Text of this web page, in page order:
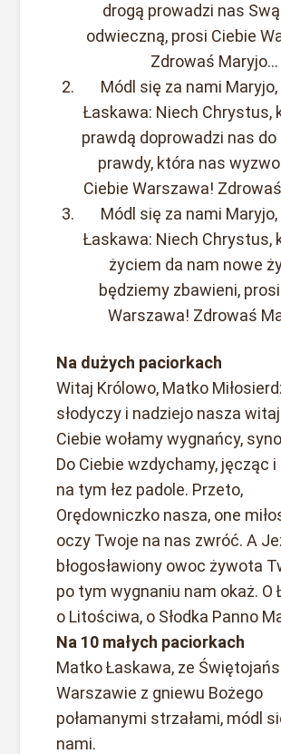
drogą prowadzi nas
odwieczną, prosi Ciebie
Zdrowaś Maryjo…
Módl się za nami
Łaskawa: Niech Chrystus,
prawdą doprowadzi nas do
prawdy, która nas
Ciebie Warszawa!
Módl się za nami
Łaskawa: Niech Chrystus,
życiem da nam nowe
będziemy zbawieni,
Warszawa! Zdrowaś
Na dużych paciorkach
Witaj Królowo, Matko
słodyczy i nadziejo nasza
Ciebie wołamy wygnańcy,
Do Ciebie wzdychamy, jęcząc i
na tym łez padole. Przeto,
Orędowniczko nasza, one
oczy Twoje na nas zwróć. A
błogosławiony owoc żywota
po tym wygnaniu nam okaż. O
o Litościwa, o Słodka Panno
Na 10 małych paciorkach
Matko Łaskawa, ze
Warszawie z gniewu Bożego
połamanymi strzałami, módl
nami.